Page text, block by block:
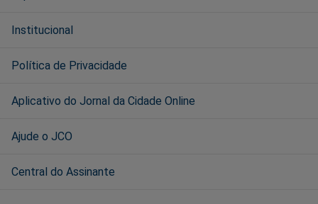
Institucional
Política de Privacidade
Aplicativo do Jornal da Cidade Online
Ajude o JCO
Central do Assinante